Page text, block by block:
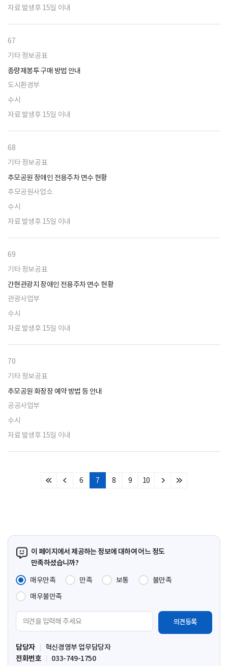
자료 발생후 15일 이내
67
기타 정보공표
종량제봉투 구매 방법 안내
도시환경부
수시
자료 발생후 15일 이내
68
기타 정보공표
추모공원 장애인 전용주차 면수 현황
추모공원사업소
수시
자료 발생후 15일 이내
69
기타 정보공표
간현관광지 장애인 전용주차 면수 현황
관광사업부
수시
자료 발생후 15일 이내
70
기타 정보공표
추모공원 화장장 예약 방법 등 안내
공공사업부
수시
자료 발생후 15일 이내
처
이
6 7 8 9 10
다
마
이 페이지에서 제공하는 정보에 대하여 어느 정도
만족하셨습니까?
매우만족
만족 보통
불만족
매우불만족
견
입
력
담당자
혁신경영부 업무담당자
전화번호
033-749-1750